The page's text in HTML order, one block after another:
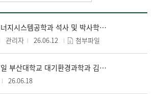
공학과 석사 및 박사학위 청구 논문 심사 (양식)
관리자 26.06.12 첨부파일
[수요세미나] 6월 17일 부산대학교 대기환경과학과 김철희 교수 초청 세미나 개최
26.06.18